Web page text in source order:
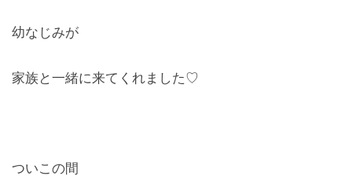
サービス
Service
フレーム
Lens
幼なじみが
家族と一緒に来てくれました♡
ついこの間